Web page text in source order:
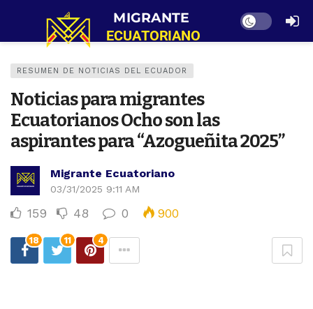
Dark mode
RESUMEN DE NOTICIAS DEL ECUADOR
Noticias para migrantes
Ecuatorianos Ocho son las
aspirantes para “Azogueñita 2025”
Migrante Ecuatoriano
03/31/2025 9:11 AM
159 48 0 900
18 11 4